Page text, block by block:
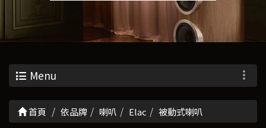
Menu
首頁 依品牌 喇叭 Elac 被動式喇叭